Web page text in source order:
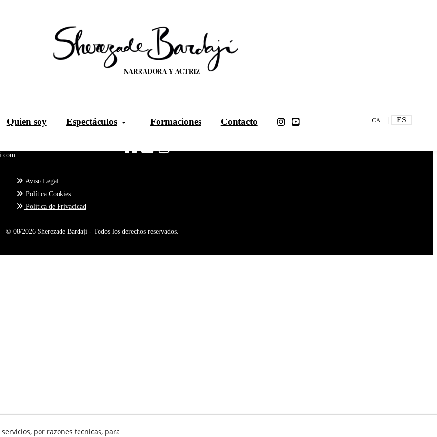
Quien soy Espectáculos Formaciones Contacto CA ES
Sígueme
Aviso Legal
Política Cookies
Política de Privacidad
© 08/2026 Sherezade Bardají - Todos los derechos reservados.
por razones técnicas, para